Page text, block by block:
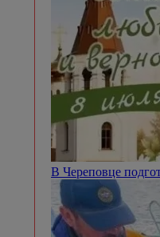
В Череповце